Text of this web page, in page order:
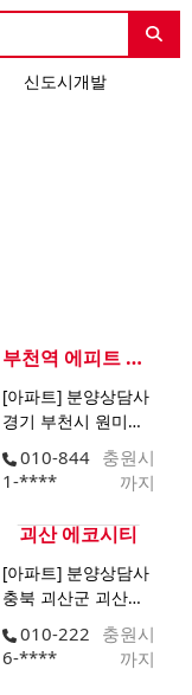
신도시개발
부천역 에피트 어바닉
[아파트] 분양상담사
경기 부천시 원미구 원미동 150-1 | 0명
010-844
1-****
충원시
까지
괴산 에코시티
[아파트] 분양상담사
충북 괴산군 괴산읍 서부리 산 23-37 | 0명
010-222
6-****
충원시
까지